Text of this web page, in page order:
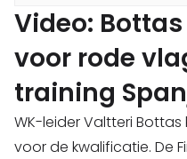
Video:
voor rode
training
WK-leider Valtteri
voor de kwalificatie. De